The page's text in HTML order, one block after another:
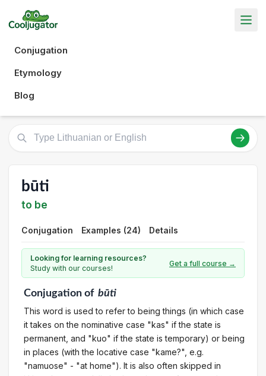
Conjugation
Etymology
Blog
būti
to be
Conjugation Examples (24) Details
Looking for learning resources?
Study with our courses!
Get a full course →
Conjugationof būti
This word is used to refer to being things (in which case
it takes on the nominative case "kas" if the state is
permanent, and "kuo" if the state is temporary) or being
in places (with the locative case "kame?", e.g.
"namuose" - "at home"). It is also often skipped in